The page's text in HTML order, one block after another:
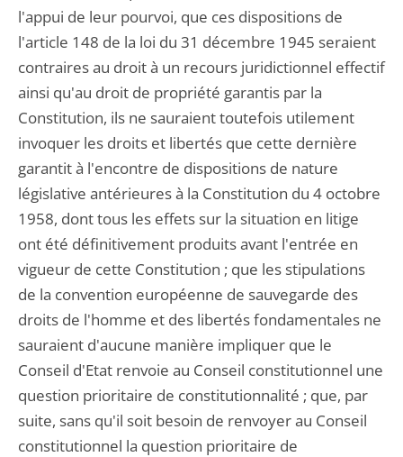
l'appui de leur pourvoi, que ces dispositions de
l'article 148 de la loi du 31 décembre 1945 seraient
contraires au droit à un recours juridictionnel effectif
ainsi qu'au droit de propriété garantis par la
Constitution, ils ne sauraient toutefois utilement
invoquer les droits et libertés que cette dernière
garantit à l'encontre de dispositions de nature
législative antérieures à la Constitution du 4 octobre
1958, dont tous les effets sur la situation en litige
ont été définitivement produits avant l'entrée en
vigueur de cette Constitution ; que les stipulations
de la convention européenne de sauvegarde des
droits de l'homme et des libertés fondamentales ne
sauraient d'aucune manière impliquer que le
Conseil d'Etat renvoie au Conseil constitutionnel une
question prioritaire de constitutionnalité ; que, par
suite, sans qu'il soit besoin de renvoyer au Conseil
constitutionnel la question prioritaire de